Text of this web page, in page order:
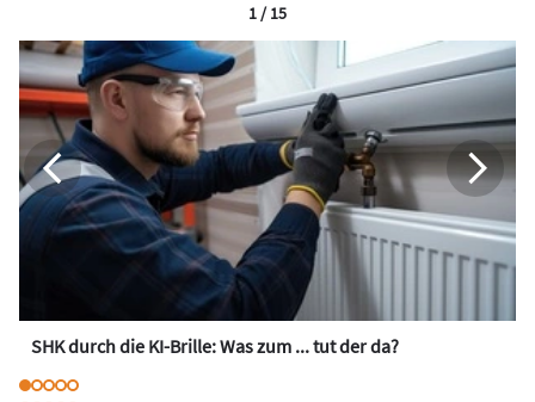
SHK durch die KI-Brille: Was zum ... tut der da?
1 / 15